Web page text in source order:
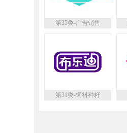
第35类-广告销售
第31类-饲料种籽